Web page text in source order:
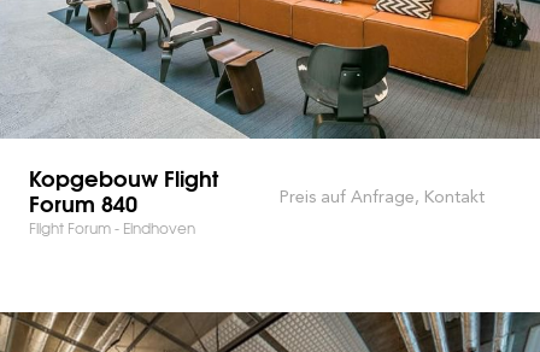
Kopgebouw Flight
Forum 840
Flight Forum - Eindhoven
Preis auf Anfrage, Kontakt